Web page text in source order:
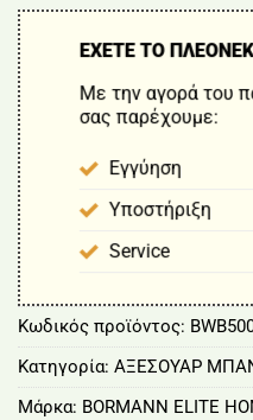
ΕΧΕΤΕ ΤΟ
Με την αγορά του
σας παρέχουμε:
Εγγύηση
Υποστήριξη
Service
Κωδικός προϊόντος:
Κατηγορία: ΑΞΕΣΟΥΑΡ
Μάρκα: BORMANN ELITE